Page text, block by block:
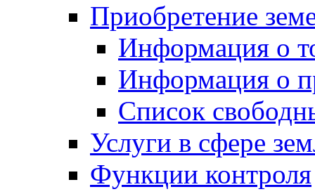
Приобретение
Информация о
Информация о
Список
Услуги в сфере
Функции контроля